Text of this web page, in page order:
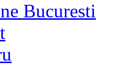
Bucuresti